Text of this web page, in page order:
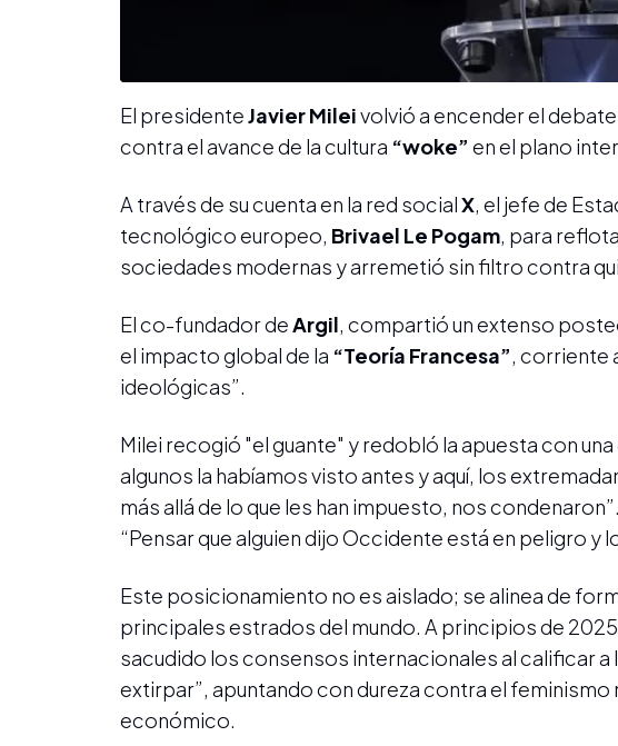
El presidenteJavier Mileivolvió a encender el
contra el avance de la cultura “woke” en el plano
A través de su cuenta en la red socialX, el jefe de
tecnológico europeo, Brivael Le Pogam, para
sociedades modernas y arremetió sin filtro contra
El co-fundador deArgil, compartió un extenso
el impacto global de la “Teoría Francesa”, corriente
ideológicas”.
Milei recogió "el guante" y redobló la apuesta con
algunos la habíamos visto antes y aquí, los
más allá de lo que les han impuesto, nos
“Pensar que alguien dijo Occidente está en peligro y
Este posicionamiento no es aislado; se alinea de
principales estrados del mundo. A principios de
sacudido los consensos internacionales al calificar a
extirpar”, apuntando con dureza contra el
económico.